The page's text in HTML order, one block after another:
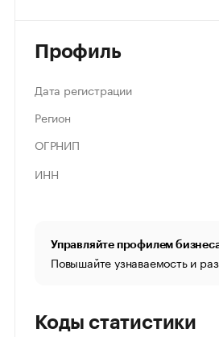
Профиль
Дата регистрации
Регион
ОГРНИП
ИНН
Управляйте профилем
Повышайте узнаваемость и
Коды статистики